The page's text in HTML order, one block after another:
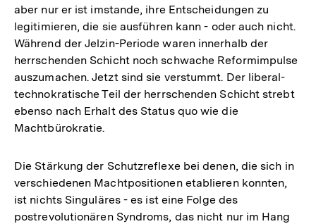
aber nur er ist imstande, ihre Entscheidungen zu
legitimieren, die sie ausführen kann - oder auch nicht.
Während der Jelzin-Periode waren innerhalb der
herrschenden Schicht noch schwache Reformimpulse
auszumachen. Jetzt sind sie verstummt. Der liberal-
technokratische Teil der herrschenden Schicht strebt
ebenso nach Erhalt des Status quo wie die
Machtbürokratie.
Die Stärkung der Schutzreflexe bei denen, die sich in
verschiedenen Machtpositionen etablieren konnten,
ist nichts Singuläres - es ist eine Folge des
postrevolutionären Syndroms, das nicht nur im Hang